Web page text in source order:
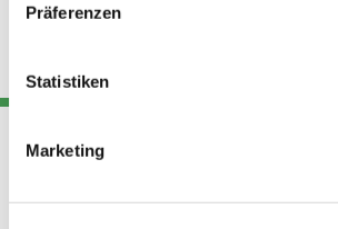
Präferenzen
Statistiken
Marketing
Adresse
Kont